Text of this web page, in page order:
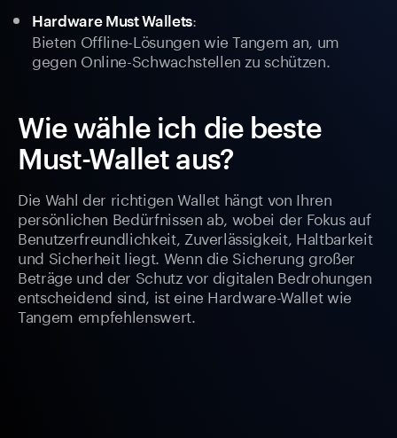
Hardware Must Wallets:
Bieten Offline-Lösungen wie Tangem an, um
gegen Online-Schwachstellen zu schützen.
Wie wähle ich die beste
Must-Wallet aus?
Die Wahl der richtigen Wallet hängt von Ihren
persönlichen Bedürfnissen ab, wobei der Fokus auf
Benutzerfreundlichkeit, Zuverlässigkeit, Haltbarkeit
und Sicherheit liegt. Wenn die Sicherung großer
Beträge und der Schutz vor digitalen Bedrohungen
entscheidend sind, ist eine Hardware-Wallet wie
Tangem empfehlenswert.